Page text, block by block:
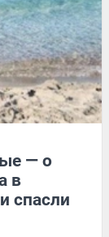
— о
в
спасли